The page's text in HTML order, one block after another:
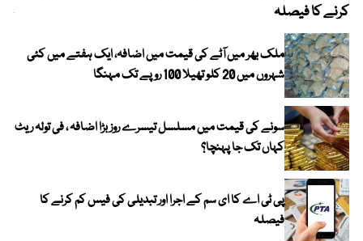
کرنے کا فیصلہ
ملک بھر میں آٹے کی قیمت میں اضافہ، ایک ہفتے میں کئی
شہروں میں 20 کلو تھیلا 100 روپے تک مہنگا
سونے کی قیمت میں مسلسل تیسرے روز بڑا اضافہ ، فی تولہ ریٹ
کہاں تک جا پہنچا؟
پی ٹی اے کا ای سم کے اجرا اور تبدیلی کی فیس کم کرنے کا
فیصلہ